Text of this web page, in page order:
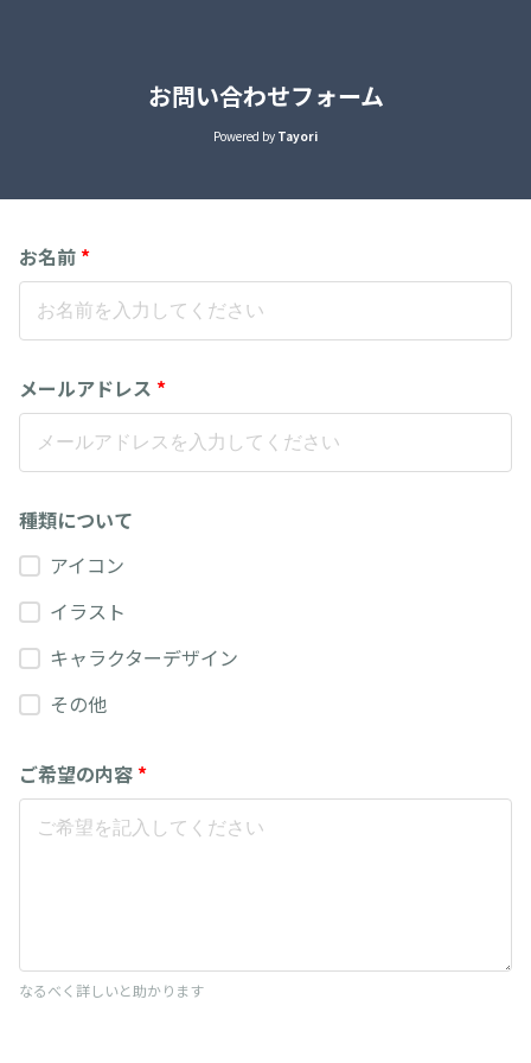
お問い合わせフォーム
Powered by Tayori
お名前 *
メールアドレス *
種類について
アイコン
イラスト
キャラクターデザイン
その他
ご希望の内容 *
なるべく詳しいと助かります